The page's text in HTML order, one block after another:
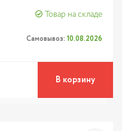
Товар на складе
Самовывоз: 10.08.2026
В корзину